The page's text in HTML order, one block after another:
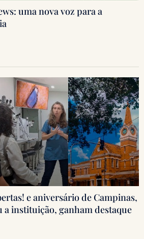
uma nova voz para a
e aniversário de Campinas,
a instituição, ganham destaque